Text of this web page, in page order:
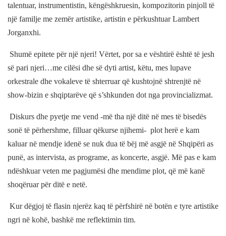
talentuar, instrumentistin, këngëshkruesin, kompozitorin pinjoll të
një familje me zemër artistike, artistin e përkushtuar Lambert
Jorganxhi.
Shumë epitete për një njeri! Vërtet, por sa e vështirë është të jesh
së pari njeri…me cilësi dhe së dyti artist, këtu, mes lupave
orkestrale dhe vokaleve të shterruar që kushtojnë shtrenjtë në
show-bizin e shqiptarëve që s’shkunden dot nga provincializmat.
Diskurs dhe pyetje me vend -më tha një ditë në mes të bisedës
sonë të përhershme, filluar qëkurse njihemi- plot herë e kam
kaluar në mendje idenë se nuk dua të bëj më asgjë në Shqipëri as
punë, as intervista, as programe, as koncerte, asgjë. Më pas e kam
ndëshkuar veten me pagjumësi dhe mendime plot, që më kanë
shoqëruar për ditë e netë.
Kur dëgjoj të flasin njerëz kaq të përfshirë në botën e tyre artistike
ngri në kohë, bashkë me reflektimin tim.